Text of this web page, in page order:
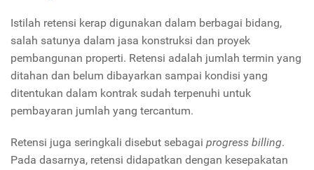
Istilah retensi kerap digunakan dalam berbagai bidang,
salah satunya dalam jasa konstruksi dan proyek
pembangunan properti. Retensi adalah jumlah termin yang
ditahan dan belum dibayarkan sampai kondisi yang
ditentukan dalam kontrak sudah terpenuhi untuk
pembayaran jumlah yang tercantum.
Retensi juga seringkali disebut sebagai progress billing.
Pada dasarnya, retensi didapatkan dengan kesepakatan